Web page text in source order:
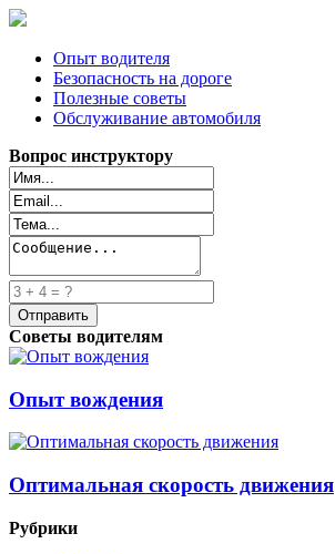
Опыт водителя
Безопасность на дороге
Полезные советы
Обслуживание автомобиля
Вопрос инструктору
Советы водителям
Опыт вождения
Оптимальная скорость движения
Рубрики